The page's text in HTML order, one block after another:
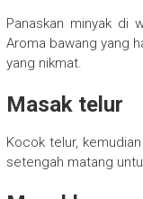
Panaskan minyak di
Aroma bawang yang
yang nikmat.
Masak telur
Kocok telur,
setengah matang